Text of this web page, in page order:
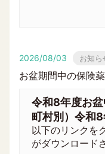
2026/08/03 お知ら
お盆期間中の保険
令和8年度お
町村別）令和
以下のリンクを
がダウンロード